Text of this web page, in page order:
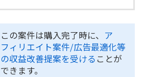
この案件は購入完了時に、 ア
フィリエイト案件/広告最適化等
の収益改善提案を受ける ことが
できます。